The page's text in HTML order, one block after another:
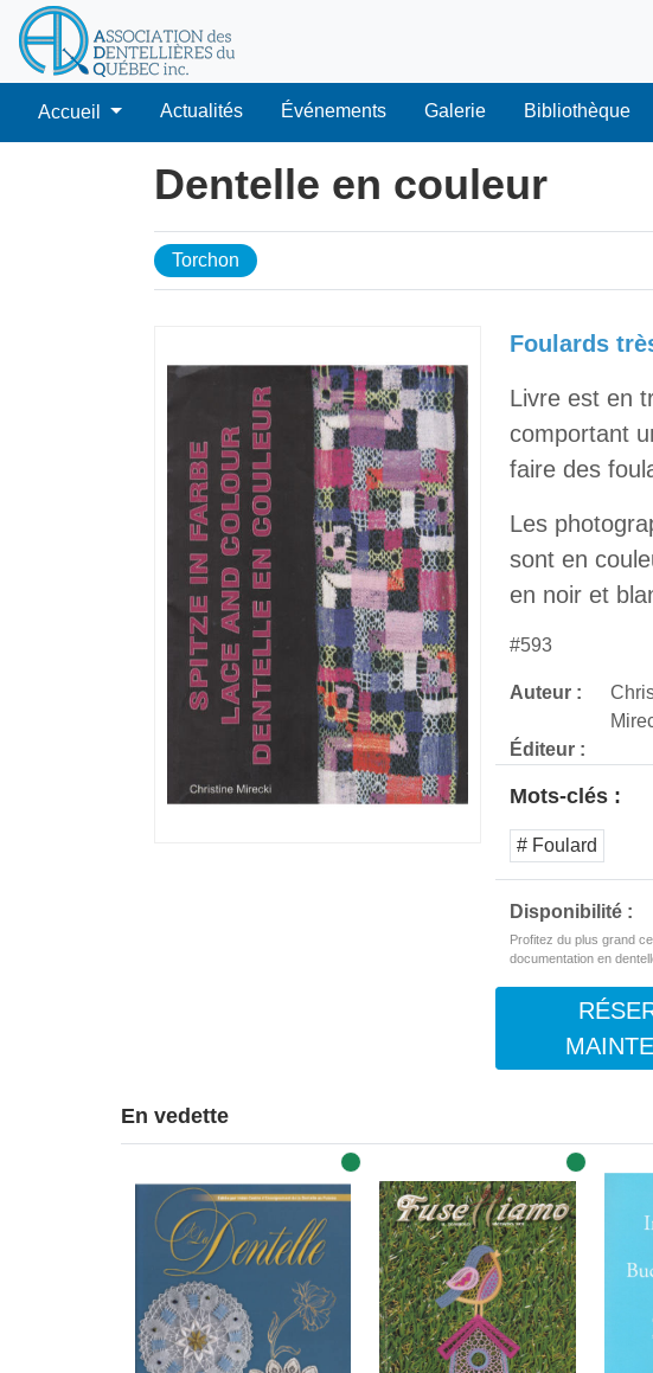
Accueil Actualités Événements Galerie Bibliothèque
Dentelle en couleur
Torchon
Foulards
Livre est en
comportant
faire des
Les
sont en
en noir et
#593
Auteur :
Éditeur :
Mots-clés :
# Foulard
Disponibilité :
Profitez du plus grand
documentation en
En vedette